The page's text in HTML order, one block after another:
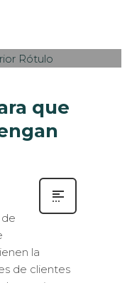
que
la
de clientes